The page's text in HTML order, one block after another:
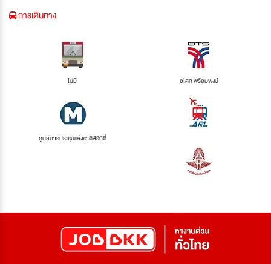
การเดินทาง
ไม่มี อโศก พร้อมพงษ์
ศูนย์การประชุมแห่งชาติสิริกิติ์